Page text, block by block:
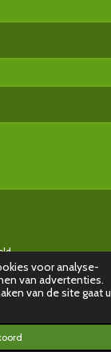
voor analyse-
van advertenties.
van de site gaat u